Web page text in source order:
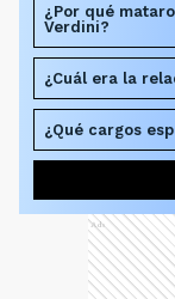
¿Por qué
Verdini?
¿Cuál era la
¿Qué cargos
Ads